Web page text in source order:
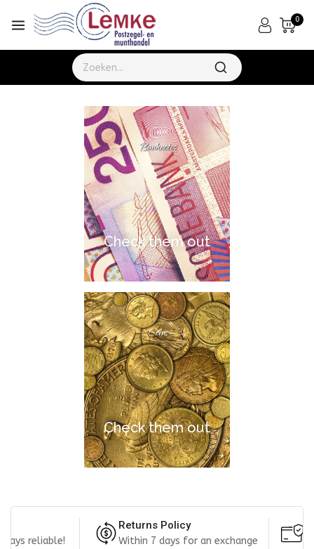
0
Banknotes
Check them out
Coins
Check them out
reliable!
Returns Policy
Within 7 days for an exchange